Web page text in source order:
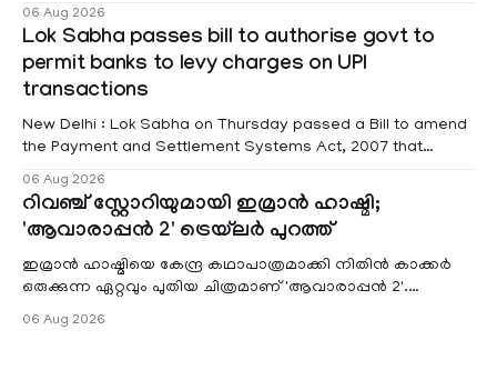
Kottayam, Wayanad and Kasaragod districts. Meanwhile, a
red alert remains in place on Thursday for Kottayam,
Pathanamtitta and Idukki districts. Following a red alert on
06 Aug 2026
Lok Sabha passes bill to authorise govt to
permit banks to levy charges on UPI
transactions
New Delhi : Lok Sabha on Thursday passed a Bill to amend
the Payment and Settlement Systems Act, 2007 that
service providers to levy charges on payments through
unified payments interface (UPI) and other notified
electronic payment modes. The amendment passed by the
06 Aug 2026
റിവഞ്ച് സ്റ്റോറിയുമായി ഇമ്രാൻ ഹാഷ്മി;
'ആവാരാപ്പൻ 2' ട്രെയ്‌ലർ പുറത്ത്
ഇമ്രാൻ ഹാഷ്മിയെ കേന്ദ്ര കഥാപാത്രമാക്കി നിതിൻ കാക്കർ
ഒരുക്കുന്ന ഏറ്റവും പുതിയ ചിത്രമാണ് 'ആവാരാപ്പൻ 2'.
06 Aug 2026